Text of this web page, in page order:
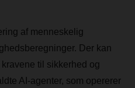
af menneskelig
Der kan
til sikkerhed og
AI-agenter, som opererer